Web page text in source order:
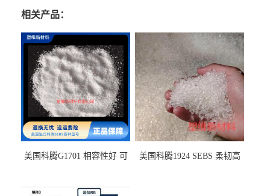
相关产品：
美国科腾G1701 相容性好 可
美国科腾1924 SEBS 柔韧高